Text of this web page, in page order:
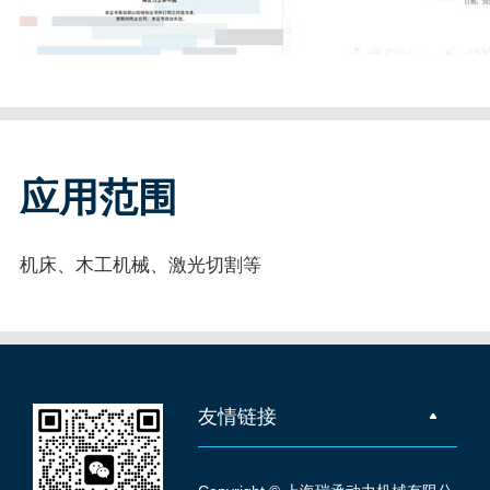
应用范围
机床、木工机械、激光切割等
友情链接